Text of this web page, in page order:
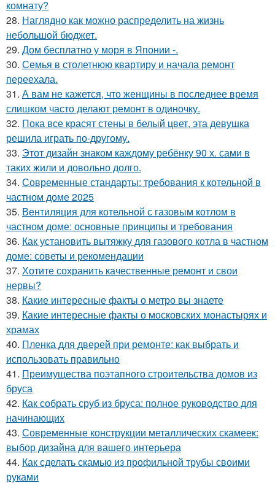
комнату?
28. Наглядно как можно распределить на жизнь
небольшой бюджет.
29. Дом бесплатно у моря в Японии -.
30. Семья в столетнюю квартиру и начала ремонт
переехала.
31. А вам не кажется, что женщины в последнее время
слишком часто делают ремонт в одиночку.
32. Пока все красят стены в белый цвет, эта девушка
решила играть по-другому.
33. Этот дизайн знаком каждому ребёнку 90 х. сами в
таких жили и довольно долго.
34. Современные стандарты: требования к котельной в
частном доме 2025
35. Вентиляция для котельной с газовым котлом в
частном доме: основные принципы и требования
36. Как установить вытяжку для газового котла в частном
доме: советы и рекомендации
37. Хотите сохранить качественные ремонт и свои
нервы?
38. Какие интересные факты о метро вы знаете
39. Какие интересные факты о московских монастырях и
храмах
40. Пленка для дверей при ремонте: как выбрать и
использовать правильно
41. Преимущества поэтапного строительства домов из
бруса
42. Как собрать сруб из бруса: полное руководство для
начинающих
43. Современные конструкции металлических скамеек:
выбор дизайна для вашего интерьера
44. Как сделать скамью из профильной трубы своими
руками